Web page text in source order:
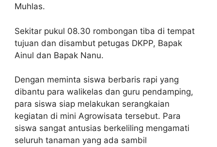
Muhlas.
Sekitar pukul 08.30 rombongan tiba di tempat
tujuan dan disambut petugas DKPP, Bapak
Ainul dan Bapak Nanu.
Dengan meminta siswa berbaris rapi yang
dibantu para walikelas dan guru pendamping,
para siswa siap melakukan serangkaian
kegiatan di mini Agrowisata tersebut. Para
siswa sangat antusias berkeliling mengamati
seluruh tanaman yang ada sambil